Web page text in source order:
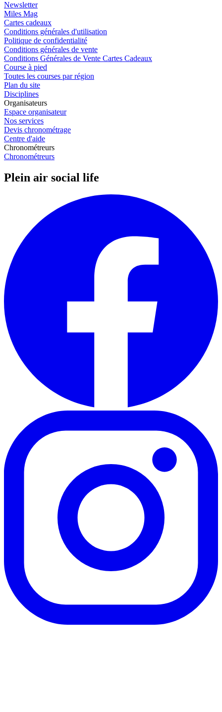
Newsletter
Miles Mag
Cartes cadeaux
Conditions générales d'utilisation
Politique de confidentialité
Conditions générales de vente
Conditions Générales de Vente Cartes Cadeaux
Course à pied
Toutes les courses par région
Plan du site
Disciplines
Organisateurs
Espace organisateur
Nos services
Devis chronométrage
Centre d'aide
Chronométreurs
Chronométreurs
Plein air social life